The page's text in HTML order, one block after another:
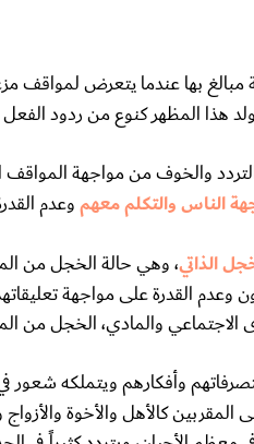
بها عندما يتعرض لمواقف
هذا المظهر كنوع من ردود
والخوف من مواجهة المواقف
الناس والتكلم معهموعدم
الذاتي، وهي حالة الخجل من
وعدم القدرة على مواجهة
والمادي، الخجل من
وأفكارهم ويتملكه شعور
كالأهل والأخوة والأزواج